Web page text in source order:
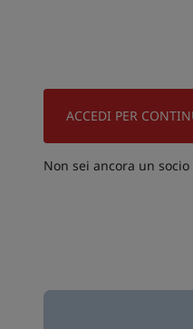
ACCEDI PER
Non sei ancora un